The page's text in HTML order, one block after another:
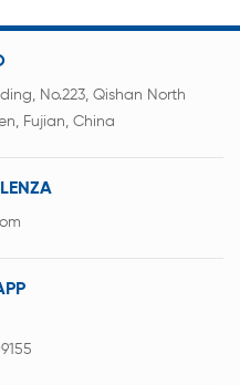
No.223, Qishan North
Fujian, China